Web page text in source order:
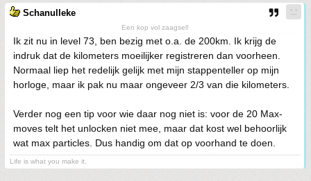
Schanulleke
Een kop vol zaagsel!
Ik zit nu in level 73, ben bezig met o.a. de 200km. Ik krijg de
indruk dat de kilometers moeilijker registreren dan voorheen.
Normaal liep het redelijk gelijk met mijn stappenteller op mijn
horloge, maar ik pak nu maar ongeveer 2/3 van die kilometers.
Verder nog een tip voor wie daar nog niet is: voor de 20 Max-
moves telt het unlocken niet mee, maar dat kost wel behoorlijk
wat max particles. Dus handig om dat op voorhand te doen.
Life is what you make it.